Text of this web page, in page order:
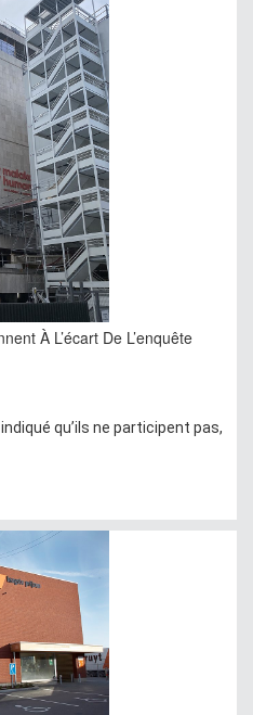
À L’écart De L’enquête
qu’ils ne participent pas,